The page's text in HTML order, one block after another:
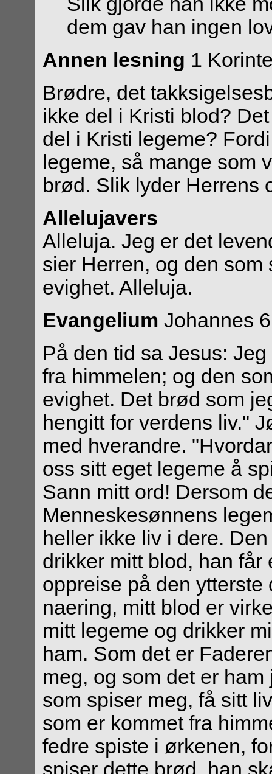
dem gav han ingen
Annen lesning 1
Brødre, det
ikke del i Kristi blod?
del i Kristi legeme?
legeme, så mange som
brød. Slik lyder Herrens
Allelujavers
Alleluja. Jeg er det
sier Herren, og den
evighet. Alleluja.
Evangelium Johannes
På den tid sa Jesus:
fra himmelen; og den
evighet. Det brød som
hengitt for verdens liv."
med hverandre.
oss sitt eget legeme å
Sann mitt ord! Dersom
Menneskesønnens
heller ikke liv i dere.
drikker mitt blod, han får
oppreise på den
naering, mitt blod er
mitt legeme og drikker
ham. Som det er
meg, og som det er
som spiser meg, få sitt
som er kommet fra
fedre spiste i ørkenen,
spiser dette brød, han